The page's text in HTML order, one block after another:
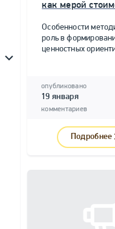
как мерой
Особенности
роль в
ценностных
опубликовано
19 января
комментариев
Подробнее